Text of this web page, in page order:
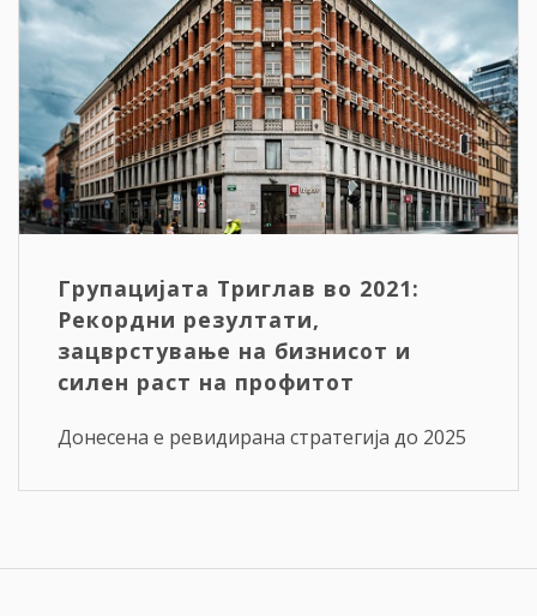
Групацијата Триглав во 2021:
Рекордни резултати,
зацврстување на бизнисот и
силен раст на профитот
Донесена е ревидирана стратегија до 2025